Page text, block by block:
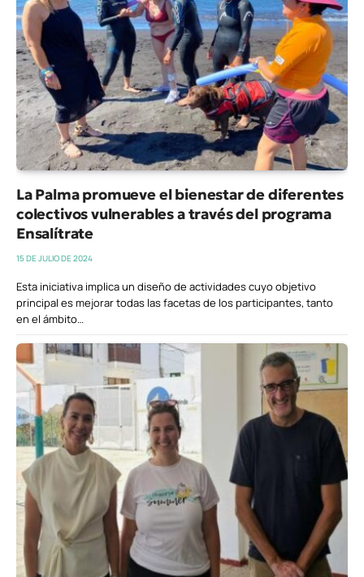
La Palma promueve el bienestar de diferentes
colectivos vulnerables a través del programa
Ensalítrate
15 DE JULIO DE 2024
Esta iniciativa implica un diseño de actividades cuyo objetivo
principal es mejorar todas las facetas de los participantes, tanto
en el ámbito…